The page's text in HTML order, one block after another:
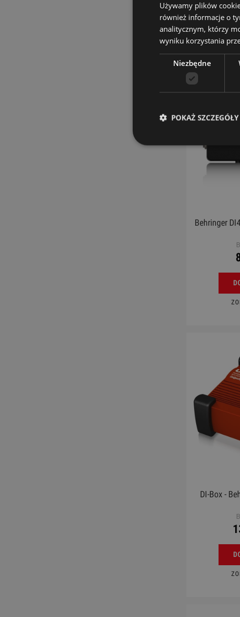
Behringer
DI-Box -
Używamy plików
również informacje o
analitycznym, którzy
wyniku korzystania
Niezbędne
POKAŻ SZCZEGÓŁY